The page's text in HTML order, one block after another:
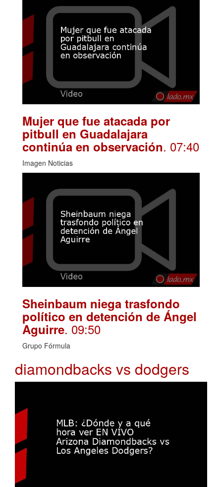
Mujer que fue atacada por
pitbull en Guadalajara
continúa en observación. 07:40
Imagen Noticias
Sheinbaum niega trasfondo
político en detención de Ángel
Aguirre. 09:50
Grupo Fórmula
diamondbacks vs dodgers